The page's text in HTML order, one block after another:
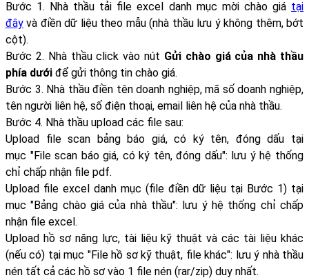
Bước 1. Nhà thầu tải file excel danh mục mời chào giá tại
đây và điền dữ liệu theo mẫu (nhà thầu lưu ý không thêm, bớt
cột).
Bước 2. Nhà thầu click vào nút Gửi chào giá của nhà thầu
phía dưới để gửi thông tin chào giá.
Bước 3. Nhà thầu điền tên doanh nghiệp, mã số doanh nghiệp,
tên người liên hệ, số điện thoại, email liên hệ của nhà thầu.
Bước 4. Nhà thầu upload các file sau:
Upload file scan bảng báo giá, có ký tên, đóng dấu tại
mục "File scan báo giá, có ký tên, đóng dấu": lưu ý hệ thống
chỉ chấp nhận file pdf.
Upload file excel danh mục (file điền dữ liệu tại Bước 1) tại
mục "Bảng chào giá của nhà thầu": lưu ý hệ thống chỉ chấp
nhận file excel.
Upload hồ sơ năng lực, tài liệu kỹ thuật và các tài liệu khác
(nếu có) tại mục "File hồ sơ kỹ thuật, file khác": lưu ý nhà thầu
nén tất cả các hồ sơ vào 1 file nén (rar/zip) duy nhất.